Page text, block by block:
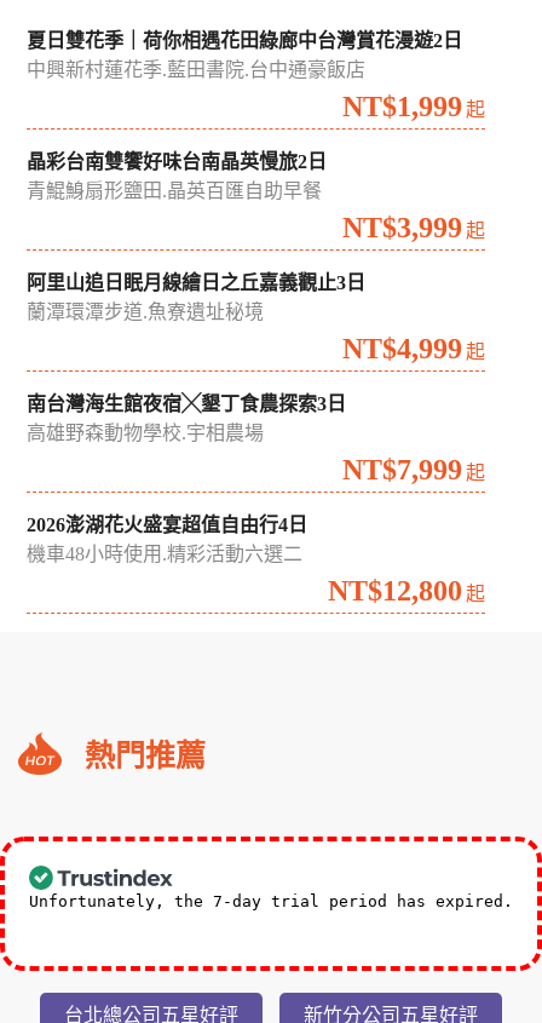
夏日雙花季｜荷你相遇花田綠廊中台灣賞花漫遊2日
中興新村蓮花季.藍田書院.台中通豪飯店
NT$1,999 起
晶彩台南雙饗好味台南晶英慢旅2日
青鯤鯓扇形鹽田.晶英百匯自助早餐
NT$3,999 起
阿里山追日眠月線繪日之丘嘉義觀止3日
蘭潭環潭步道.魚寮遺址秘境
NT$4,999 起
南台灣海生館夜宿╳墾丁食農探索3日
高雄野森動物學校.宇相農場
NT$7,999 起
2026澎湖花火盛宴超值自由行4日
機車48小時使用.精彩活動六選二
NT$12,800 起
熱門推薦
來
NT$ 3,588
Unfortunately, the 7-day trial period has expired.
台北總公司五星好評 新竹分公司五星好評